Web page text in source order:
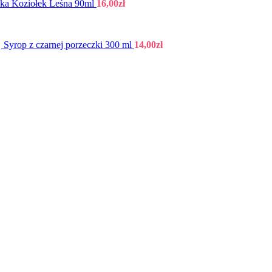
Koziołek Leśna 90ml 16,00zł
Syrop z czarnej porzeczki 300 ml 14,00zł